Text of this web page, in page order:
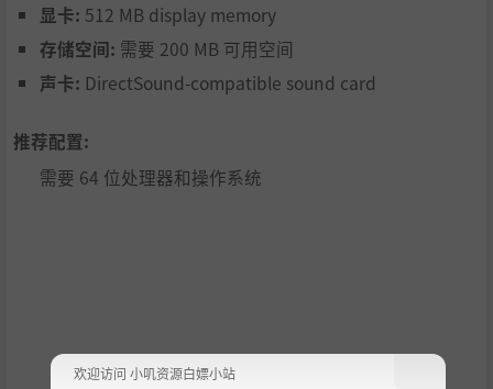
显卡: 512 MB display memory
存储空间: 需要 200 MB 可用空间
声卡: DirectSound-compatible sound card
推荐配置:
需要 64 位处理器和操作系统
欢迎访问 小叽资源白嫖小站